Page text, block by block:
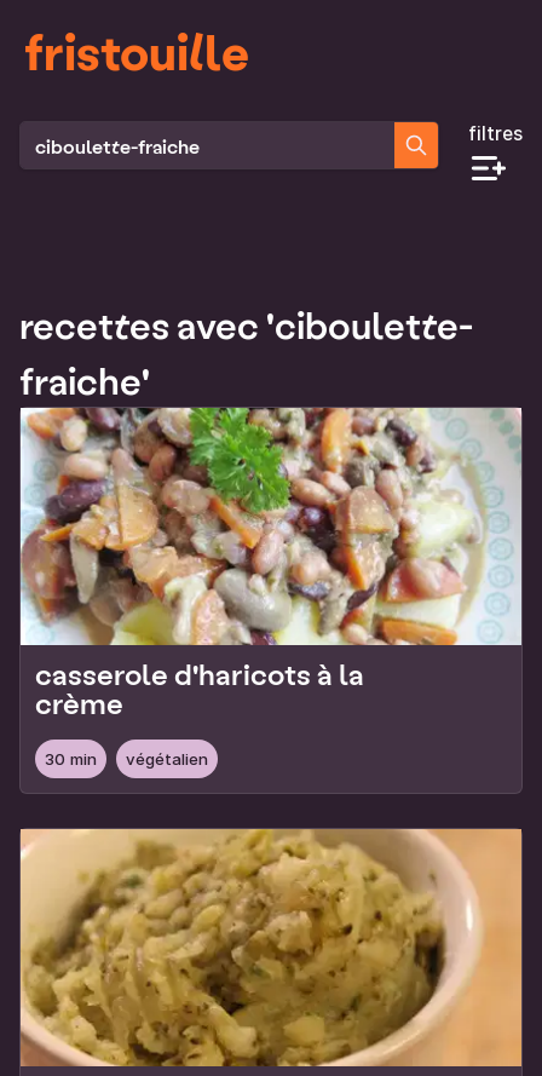
fristouille
Rechercher des recettes filtres
recettes avec 'ciboulette-
fraiche'
Liste des recettes qui correspondent à ta recherche
casserole d'haricots à la
crème
30 min végétalien